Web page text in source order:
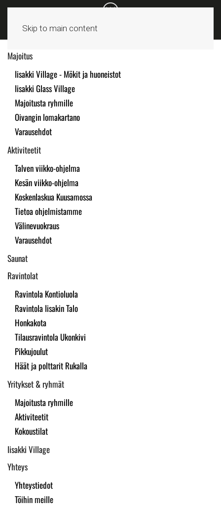
Skip to main content
Majoitus
Iisakki Village - Mökit ja huoneistot
Iisakki Glass Village
Majoitusta ryhmille
Oivangin lomakartano
Varausehdot
Aktiviteetit
Talven viikko-ohjelma
Kesän viikko-ohjelma
Koskenlaskua Kuusamossa
Tietoa ohjelmistamme
Välinevuokraus
Varausehdot
Saunat
Ravintolat
Ravintola Kontioluola
Ravintola Iisakin Talo
Honkakota
Tilausravintola Ukonkivi
Pikkujoulut
Häät ja polttarit Rukalla
Yritykset & ryhmät
Majoitusta ryhmille
Aktiviteetit
Kokoustilat
Iisakki Village
Yhteys
Yhteystiedot
Töihin meille